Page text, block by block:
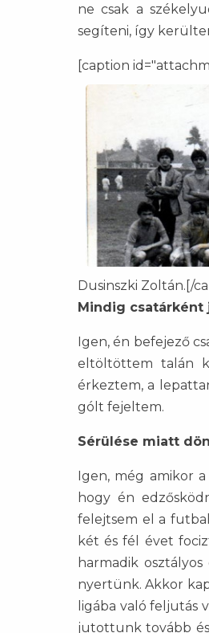
ne csak a
segíteni, így
[caption
Dusinszki Zoltán.[/
Mindig csatárként
Igen, én befejező
eltöltöttem talán
érkeztem, a
gólt fejeltem.
Sérülése miatt
Igen, még amikor
hogy én
felejtsem el a
két és fél évet
harmadik
nyertünk. Akkor
ligába való feljutás
jutottunk tovább